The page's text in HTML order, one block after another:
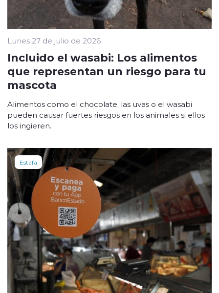
Lunes 27 de julio de 2026
Incluido el wasabi: Los alimentos
que representan un riesgo para tu
mascota
Alimentos como el chocolate, las uvas o el wasabi
pueden causar fuertes riesgos en los animales si ellos
los ingieren.
Estafa